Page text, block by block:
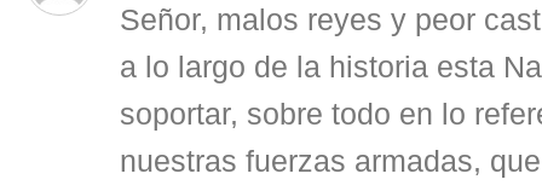
Señor, malos reyes y peor
a lo largo de la historia esta
soportar, sobre todo en lo
nuestras fuerzas armadas,